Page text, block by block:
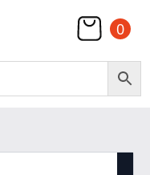
0